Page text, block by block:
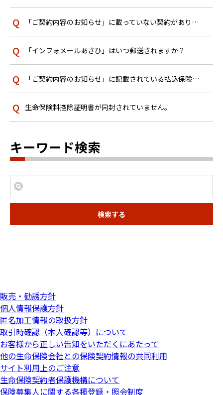
「ご契約内容のお知らせ」に載っていない契約があります。
「インフォメールあさひ」はいつ郵送されますか？
「ご契約内容のお知らせ」に記載されている払込保険料が今までに支払った保険料の総額と異なるのはなぜですか？
生命保険料控除証明書が同封されていません。
キーワード検索
検索する
販売・勧誘方針
個人情報保護方針
匿名加工情報の取扱方針
取引時確認（本人確認等）について
お客様から正しい告知をいただくにあたって
他の生命保険会社との保険契約情報の共同利用
サイト利用上のご注意
生命保険契約者保護機構について
保険募集人に関する各種登録・照会制度